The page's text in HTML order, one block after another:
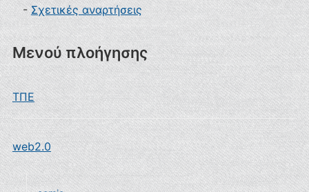
-Σχετικές αναρτήσεις
Μενού πλοήγησης
ΤΠΕ
web2.0